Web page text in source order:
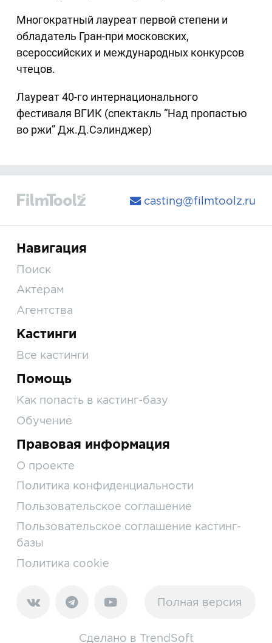
Многократный лауреат первой степени и
обладатель Гран-при московских,
всероссийских и международных конкурсов
чтецов.
Лауреат 40-го интернационального
фестиваля ВГИК (спектакль “Над пропастью
во ржи” Дж.Д.Сэлинджер)
casting@filmtoolz.ru
Навигация
Поиск
Актерам
Агентства
Кастинги
Все кастинги
Помощь
Как попасть в кастинг-базу
Обучение
Правовая информация
О проекте
Политика конфиденциальности
Пользовательское соглашение
Пользовательское соглашение кастинг-
базы
Политика cookie
Полная версия
Сделано в TrendSoft